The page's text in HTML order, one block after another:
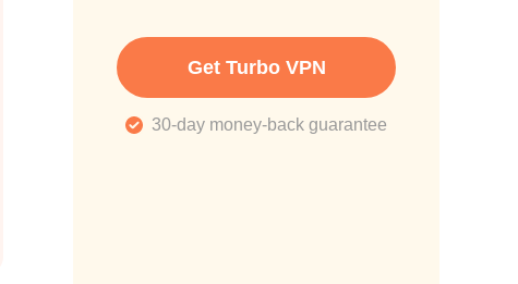
Get Turbo VPN
30-day money-back guarantee